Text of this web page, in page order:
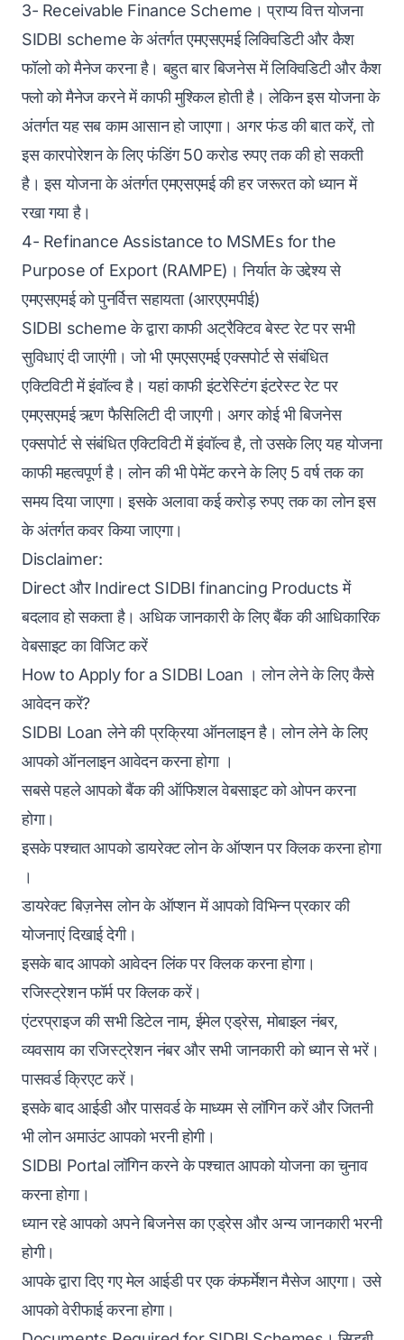
3- Receivable Finance Scheme। प्राप्य वित्त योजना
SIDBI scheme के अंतर्गत एमएसएमई लिक्विडिटी और कैश
फॉलो को मैनेज करना है। बहुत बार बिजनेस में लिक्विडिटी और कैश
फ्लो को मैनेज करने में काफी मुश्किल होती है। लेकिन इस योजना के
अंतर्गत यह सब काम आसान हो जाएगा। अगर फंड की बात करें, तो
इस कारपोरेशन के लिए फंडिंग 50 करोड रुपए तक की हो सकती
है। इस योजना के अंतर्गत एमएसएमई की हर जरूरत को ध्यान में
रखा गया है।
4- Refinance Assistance to MSMEs for the
Purpose of Export (RAMPE)। निर्यात के उद्देश्य से
एमएसएमई को पुनर्वित्त सहायता (आरएएमपीई)
SIDBI scheme के द्वारा काफी अट्रैक्टिव बेस्ट रेट पर सभी
सुविधाएं दी जाएंगी। जो भी एमएसएमई एक्सपोर्ट से संबंधित
एक्टिविटी में इंवॉल्व है। यहां काफी इंटरेस्टिंग इंटरेस्ट रेट पर
एमएसएमई ऋण फैसिलिटी दी जाएगी। अगर कोई भी बिजनेस
एक्सपोर्ट से संबंधित एक्टिविटी में इंवॉल्व है, तो उसके लिए यह योजना
काफी महत्वपूर्ण है। लोन की भी पेमेंट करने के लिए 5 वर्ष तक का
समय दिया जाएगा। इसके अलावा कई करोड़ रुपए तक का लोन इस
के अंतर्गत कवर किया जाएगा।
Disclaimer:
Direct और Indirect SIDBI financing Products में
बदलाव हो सकता है। अधिक जानकारी के लिए बैंक की आधिकारिक
वेबसाइट का विजिट करें
How to Apply for a SIDBI Loan । लोन लेने के लिए कैसे
आवेदन करें?
SIDBI Loan लेने की प्रक्रिया ऑनलाइन है। लोन लेने के लिए
आपको ऑनलाइन आवेदन करना होगा ।
सबसे पहले आपको बैंक की ऑफिशल वेबसाइट को ओपन करना
होगा।
इसके पश्चात आपको डायरेक्ट लोन के ऑप्शन पर क्लिक करना होगा
।
डायरेक्ट बिज़नेस लोन के ऑप्शन में आपको विभिन्न प्रकार की
योजनाएं दिखाई देगी।
इसके बाद आपको आवेदन लिंक पर क्लिक करना होगा।
रजिस्ट्रेशन फॉर्म पर क्लिक करें।
एंटरप्राइज की सभी डिटेल नाम, ईमेल एड्रेस, मोबाइल नंबर,
व्यवसाय का रजिस्ट्रेशन नंबर और सभी जानकारी को ध्यान से भरें।
पासवर्ड क्रिएट करें।
इसके बाद आईडी और पासवर्ड के माध्यम से लॉगिन करें और जितनी
भी लोन अमाउंट आपको भरनी होगी।
SIDBI Portal लॉगिन करने के पश्चात आपको योजना का चुनाव
करना होगा।
ध्यान रहे आपको अपने बिजनेस का एड्रेस और अन्य जानकारी भरनी
होगी।
आपके द्वारा दिए गए मेल आईडी पर एक कंफर्मेशन मैसेज आएगा। उसे
आपको वेरीफाई करना होगा।